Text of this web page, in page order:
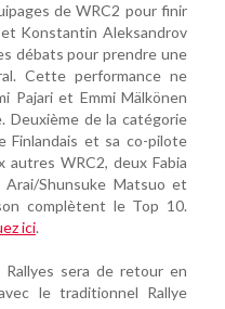
de WRC2 pour finir
Konstantin Aleksandrov
débats pour prendre une
Cette performance ne
Pajari et Emmi Mälkönen
Deuxième de la catégorie
Finlandais et sa co-pilote
autres WRC2, deux Fabia
Arai/Shunsuke Matsuo et
complètent le Top 10.
ici.
sera de retour en
le traditionnel Rallye